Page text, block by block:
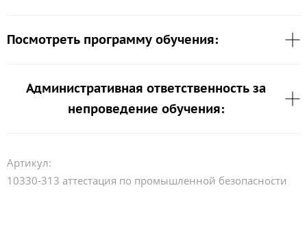
Посмотреть программу обучения:
Административная ответственность за
непроведение обучения:
Артикул:
10330-313 аттестация по промышленной безопасности